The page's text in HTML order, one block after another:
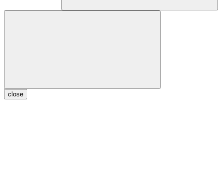
close